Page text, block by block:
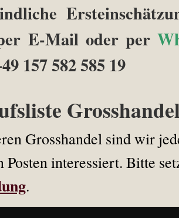
E-Mail oder per
157 582 585 19
Grosshandel sind wir
Posten interessiert. Bitte
.